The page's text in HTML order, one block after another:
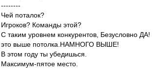
--------
Чей поталок?
Игроков? Команды этой?
С таким уровнем конкурентов, Безусловно ДА!
это выше потолка.НАМНОГО ВЫШЕ!
В этом году ты убедишься.
Максимум-пятое место.